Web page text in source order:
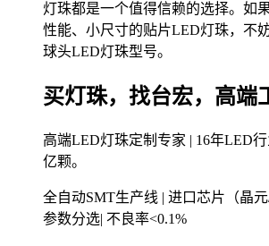
灯珠都是一个值得信赖的选择。如
性能、小尺寸的贴片LED灯珠，不
球头LED灯珠型号。
买灯珠，找台宏，高端
高端LED灯珠定制专家 | 16年LED
亿颗。
全自动SMT生产线 | 进口芯片（晶
参数分选| 不良率<0.1%